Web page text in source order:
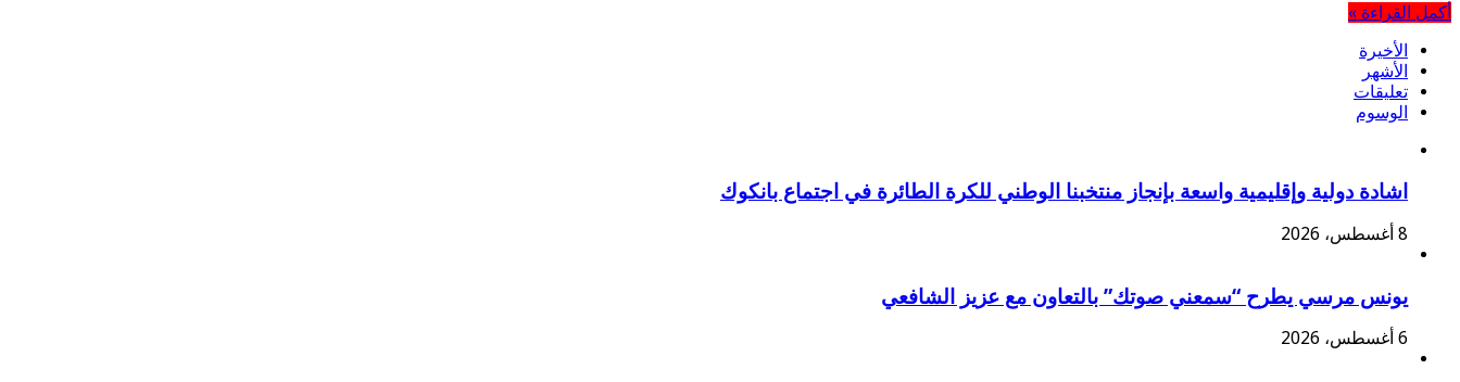
أكمل القراءة »
الأخيرة
الأشهر
تعليقات
الوسوم
اشادة دولية وإقليمية واسعة بإنجاز منتخبنا الوطني للكرة الطائرة في اجتماع بانكوك
8 أغسطس، 2026
يونس مرسي يطرح “سمعني صوتك” بالتعاون مع عزيز الشافعي
6 أغسطس، 2026